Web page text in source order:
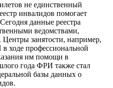
не единственный
инвалидов помогает
данные реестра
ведомствами,
занятости, например,
ходе профессиональной
им помощи в
года ФРИ также стал
базы данных о